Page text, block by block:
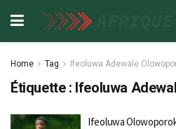
Home Tag Ifeoluwa Adewale
Étiquette : Ifeoluwa
Ifeoluwa